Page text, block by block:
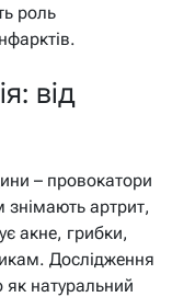
роль
від
– провокатори
артрит,
акне, грибки,
Дослідження
натуральний